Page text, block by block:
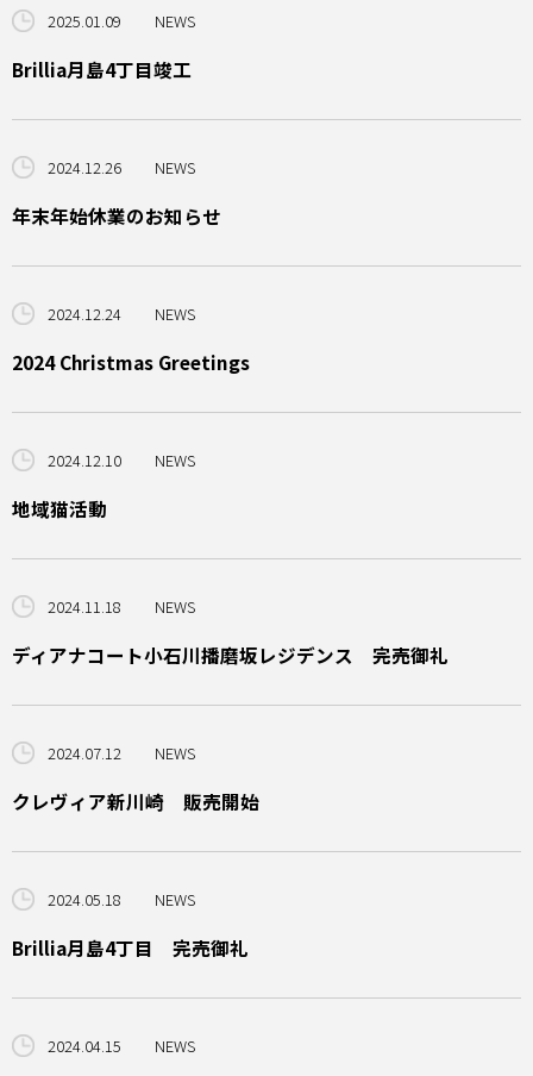
2025.01.09 NEWS
Brillia月島4丁目竣工
2024.12.26 NEWS
年末年始休業のお知らせ
2024.12.24 NEWS
2024 Christmas Greetings
2024.12.10 NEWS
地域猫活動
2024.11.18 NEWS
ディアナコート小石川播磨坂レジデンス 完売御礼
2024.07.12 NEWS
クレヴィア新川崎 販売開始
2024.05.18 NEWS
Brillia月島4丁目 完売御礼
2024.04.15 NEWS